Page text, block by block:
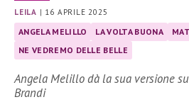
LEILA | 16 APRILE 2025
ANGELA MELILLO LA VOLTA BUONA
NE VEDREMO DELLE BELLE
Angela Melillo dà la sua versione
Brandi